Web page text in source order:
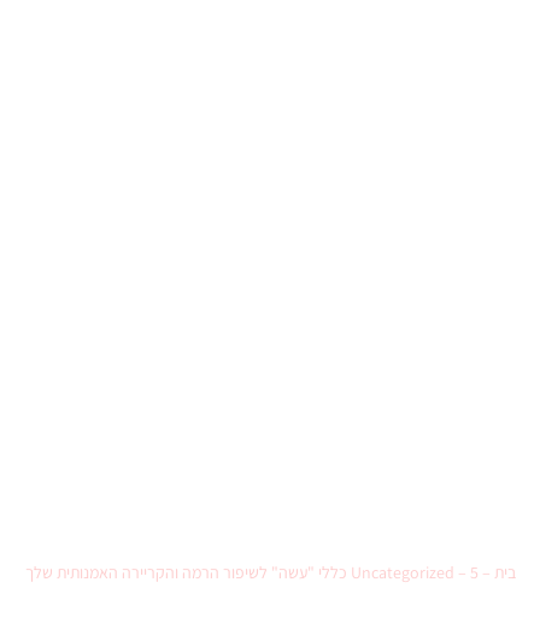
בית –
Uncategorized – 5 כללי "עשה" לשיפור הרמה והקריירה האמנותית שלך